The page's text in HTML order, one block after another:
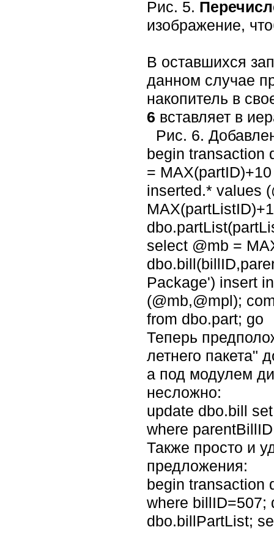
Рис. 5.
изображение,
В оставшихся
данном случае
накопитель в
6 вставляет в
Рис. 6.
begin transaction
=
inserted.* values
select @mb =
Package') insert
(@mb,@mpl);
from dbo.part; go
Теперь
летнего пакета"
а под модулем
несложно:
update dbo.bill
where
Также просто и
предложения:
begin transaction
where billID=507;
dbo.billPartList;